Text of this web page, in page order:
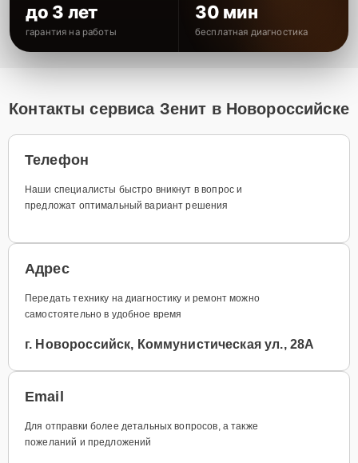
до 3 лет
гарантия на работы
30 мин
бесплатная диагностика
Контакты сервиса Зенит в Новороссийске
Телефон
Наши специалисты быстро вникнут в вопрос и
предложат оптимальный вариант решения
Адрес
Передать технику на диагностику и ремонт можно
самостоятельно в удобное время
г. Новороссийск, Коммунистическая ул., 28А
Email
Для отправки более детальных вопросов, а также
пожеланий и предложений